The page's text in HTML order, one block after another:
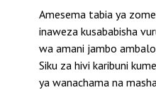
Amesema tabia ya
inaweza kusababisha
wa amani jambo ambalo
Siku za hivi karibuni
ya wanachama na